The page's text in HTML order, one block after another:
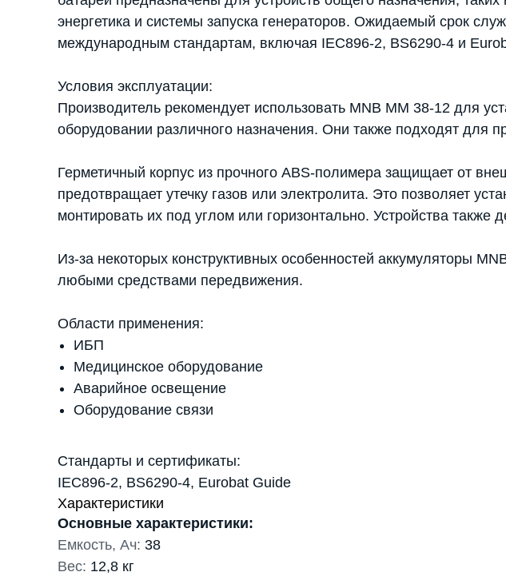
энергетика и системы запуска генераторов. Ожидаемый срок
международным стандартам, включая IEC896-2, BS6290-4 и
Условия эксплуатации:
Производитель рекомендует использовать MNB MM 38-12 для
оборудовании различного назначения. Они также подходят для
Герметичный корпус из прочного ABS-полимера защищает от
предотвращает утечку газов или электролита. Это позволяет
монтировать их под углом или горизонтально. Устройства
Из-за некоторых конструктивных особенностей аккумуляторы
любыми средствами передвижения.
Области применения:
ИБП
Медицинское оборудование
Аварийное освещение
Оборудование связи
Стандарты и сертификаты:
IEC896-2, BS6290-4, Eurobat Guide
Характеристики
Основные характеристики:
Емкость, Ач: 38
Вес: 12,8 кг